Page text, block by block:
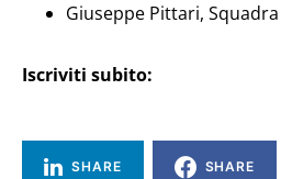
Giuseppe Pittari, Squadra
Iscriviti subito:
SHARE SHARE